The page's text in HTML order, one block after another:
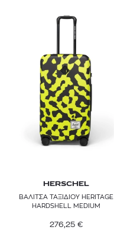
HERSCHEL
ΒΑΛΙΤΣΑ ΤΑΞΙΔΙΟΥ HERITAGE
HARDSHELL MEDIUM
276,25 €